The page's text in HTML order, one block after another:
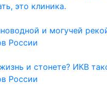
это клиника.
и могучей
России
и стонете? ИКВ
России